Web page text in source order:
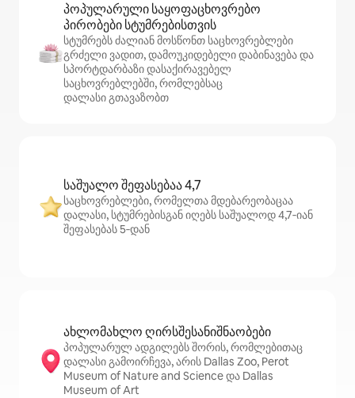
პოპულარული საყოფაცხოვრებო
პირობები სტუმრებისთვის
სტუმრებს ძალიან მოსწონთ საცხოვრებლები
გრძელი ვადით, დამოუკიდებელი დაბინავება და
სპორტდარბაზი დასაქირავებელ
საცხოვრებლებში, რომლებსაც
დალასი გთავაზობთ
საშუალო შეფასებაა 4,7
საცხოვრებლები, რომელთა მდებარეობაცაა
დალასი, სტუმრებისგან იღებს საშუალოდ 4,7‑იან
შეფასებას 5‑დან
ახლომახლო ღირსშესანიშნაობები
პოპულარულ ადგილებს შორის, რომლებითაც
დალასი გამოირჩევა, არის Dallas Zoo, Perot
Museum of Nature and Science და Dallas
Museum of Art